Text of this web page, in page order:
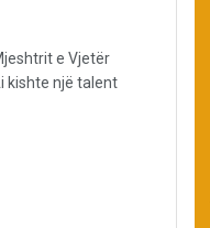
e Vjetër
kishte një talent